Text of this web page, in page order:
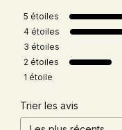
5 étoiles
4 étoiles
3 étoiles
2 étoiles
1 étoile
Trier les avis